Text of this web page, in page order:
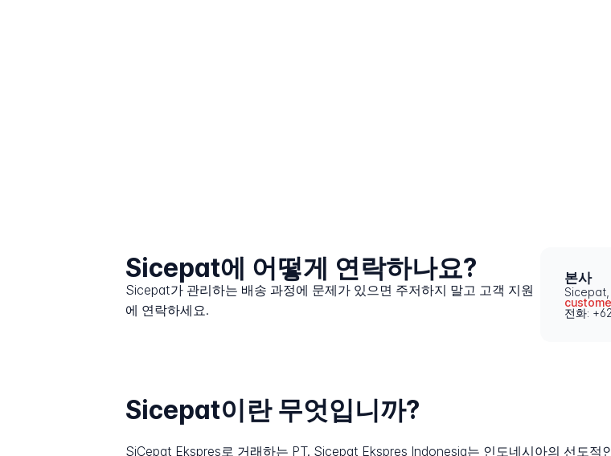
Sicepat에 어떻게 연락하나요?
Sicepat가 관리하는 배송 과정에 문제가 있으면 주저하지 말고 고객 지원
에 연락하세요.
본사
전화:
Sicepat이란 무엇입니까?
SiCepat Ekspres로 거래하는 PT. Sicepat Ekspres Indonesia는 인도네시아의 선도